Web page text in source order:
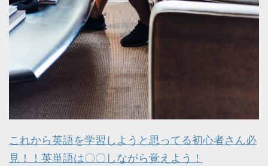
これから英語を学習しようと思ってる初心者さん必
見！！英単語は〇〇しながら覚えよう！